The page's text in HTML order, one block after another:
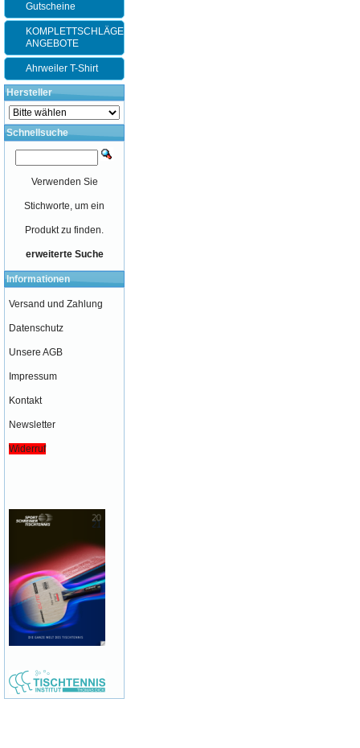
Gutscheine
KOMPLETTSCHLÄGER-
ANGEBOTE
Ahrweiler T-Shirt
Hersteller
Schnellsuche
Verwenden Sie
Stichworte, um ein
Produkt zu finden.
erweiterte Suche
Informationen
Versand und Zahlung
Datenschutz
Unsere AGB
Impressum
Kontakt
Newsletter
Widerruf